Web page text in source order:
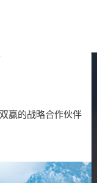
赢的战略合作伙伴